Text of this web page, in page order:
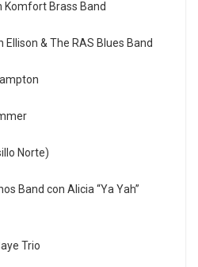
Komfort Brass Band
& The RAS Blues Band
Norte)
Band con Alicia “Ya Yah”
Trio